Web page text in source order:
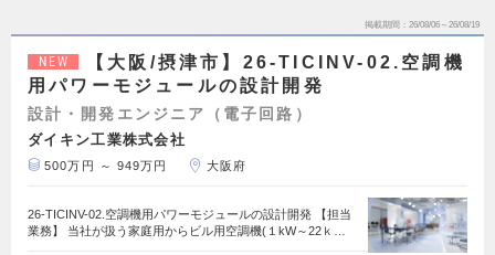
掲載期間 26/08/06～26/08/19
NEW
【大阪/摂津市】26-TICINV-02.空調機
用パワーモジュールの設計開発
設計・開発エンジニア（電子回路）
ダイキン工業株式会社
500万円 ～ 949万円 大阪府
26-TICINV-02.空調機用パワーモジュールの設計開発 【担当
業務】 当社が扱う家庭用からビル用空調機(１kW～22ｋ…